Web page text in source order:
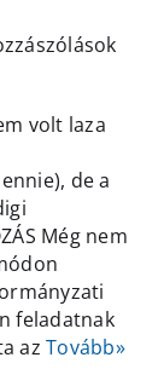
volt laza
de a
Még nem
feladatnak
azTovább»